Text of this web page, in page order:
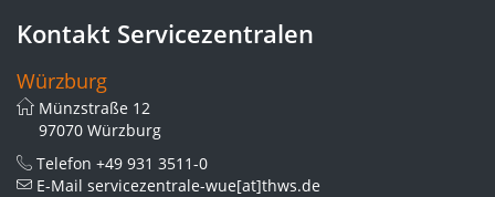
Kontakt Servicezentralen
Würzburg
Münzstraße 12
97070 Würzburg
Telefon +49 931 3511-0
E-Mail servicezentrale-wue[at]thws.de